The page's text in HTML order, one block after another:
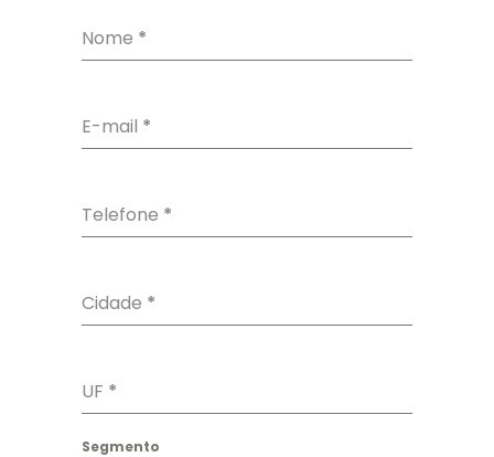
Nome *
E-mail *
Telefone *
Cidade *
UF *
Segmento